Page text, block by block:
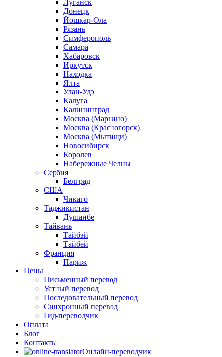
Луганск
Донецк
Йошкар-Ола
Рязань
Симферополь
Самара
Хабаровск
Иркутск
Находка
Ялта
Улан-Удэ
Калуга
Калининград
Москва (Марьино)
Москва (Красногорск)
Москва (Мытищи)
Новосибирск
Королев
Набережные Челны
Сербия
Белград
США
Чикаго
Таджикистан
Душанбе
Тайвань
Тайбэй
Тайбей
Франция
Париж
Цены
Письменный перевод
Устный перевод
Последовательный перевод
Синхронный перевод
Гид-переводчик
Оплата
Блог
Контакты
Онлайн-переводчик